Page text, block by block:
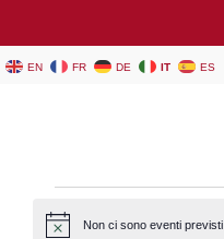
EN FR DE IT ES
Notice Non ci sono eventi previsti.